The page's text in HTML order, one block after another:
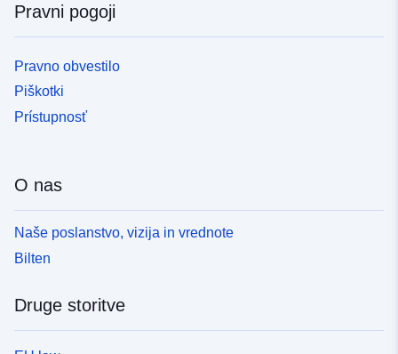
Pravni pogoji
Pravno obvestilo
Piškotki
Prístupnosť
O nas
Naše poslanstvo, vizija in vrednote
Bilten
Druge storitve